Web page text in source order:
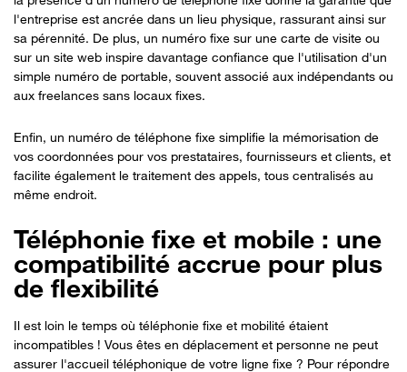
l'entreprise est ancrée dans un lieu physique, rassurant ainsi sur
sa pérennité. De plus, un numéro fixe sur une carte de visite ou
sur un site web inspire davantage confiance que l'utilisation d'un
simple numéro de portable, souvent associé aux indépendants ou
aux freelances sans locaux fixes.
Enfin, un numéro de téléphone fixe simplifie la mémorisation de
vos coordonnées pour vos prestataires, fournisseurs et clients, et
facilite également le traitement des appels, tous centralisés au
même endroit.
Téléphonie fixe et mobile : une
compatibilité accrue pour plus
de flexibilité
Il est loin le temps où téléphonie fixe et mobilité étaient
incompatibles ! Vous êtes en déplacement et personne ne peut
assurer l'accueil téléphonique de votre ligne fixe ? Pour répondre